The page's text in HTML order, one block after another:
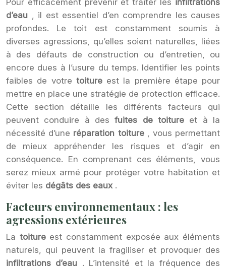
d’eau
, il est essentiel d’en comprendre les causes
profondes. Le toit est constamment soumis à
diverses agressions, qu’elles soient naturelles, liées
à des défauts de construction ou d’entretien, ou
encore dues à l’usure du temps. Identifier les points
faibles de votre toiture est la première étape pour
mettre en place une stratégie de protection efficace.
Cette section détaille les différents facteurs qui
peuvent conduire à desfuites de toiture et à la
nécessité d’une réparation toiture
, vous permettant
de mieux appréhender les risques et d’agir en
conséquence. En comprenant ces éléments, vous
serez mieux armé pour protéger votre habitation et
éviter les dégâts des eaux .
Facteurs environnementaux : les
agressions extérieures
La toiture est constamment exposée aux éléments
naturels, qui peuvent la fragiliser et provoquer des
infiltrations d’eau . L’intensité et la fréquence des